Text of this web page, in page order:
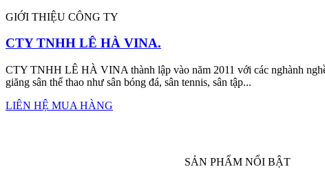
GIỚI THIỆU CÔNG TY
CTY TNHH LÊ HÀ VINA.
CTY TNHH LÊ HÀ VINA thành lập vào năm 2011 với các nghành
giăng sân thể thao như sân bóng đá, sân tennis, sân tập...
LIÊN HỆ MUA HÀNG
SẢN PHẨM NỔI BẬT